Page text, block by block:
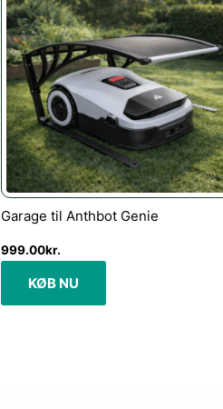
Garage til Anthbot Genie
999.00kr.
KØB NU